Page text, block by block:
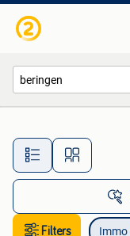
Filters Immo